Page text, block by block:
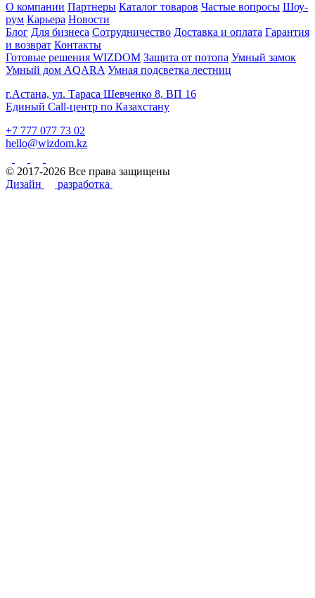
О компании Партнеры Каталог товаров Частые вопросы Шоу-
рум Карьера Новости
Блог Для бизнеса Сотрудничество Доставка и оплата Гарантия
и возврат Контакты
Готовые решения WIZDOM Защита от потопа Умный замок
Умный дом AQARA Умная подсветка лестниц
г.Астана, ул. Тараса Шевченко 8, ВП 16
Единый Call-центр по Казахстану
+7 777 077 73 02
hello@wizdom.kz
© 2017-2026 Все права защищены
Дизайн
разработка